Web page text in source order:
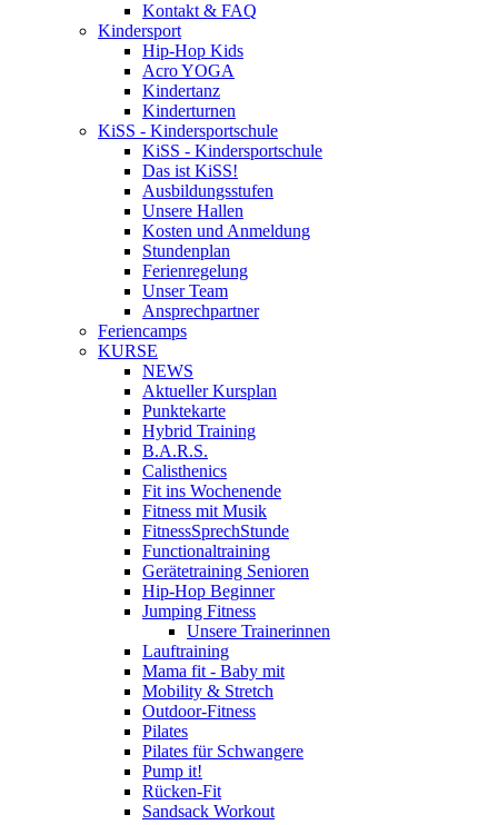
Kontakt & FAQ
Kindersport
Hip-Hop Kids
Acro YOGA
Kindertanz
Kinderturnen
KiSS - Kindersportschule
KiSS - Kindersportschule
Das ist KiSS!
Ausbildungsstufen
Unsere Hallen
Kosten und Anmeldung
Stundenplan
Ferienregelung
Unser Team
Ansprechpartner
Feriencamps
KURSE
NEWS
Aktueller Kursplan
Punktekarte
Hybrid Training
B.A.R.S.
Calisthenics
Fit ins Wochenende
Fitness mit Musik
FitnessSprechStunde
Functionaltraining
Gerätetraining Senioren
Hip-Hop Beginner
Jumping Fitness
Unsere Trainerinnen
Lauftraining
Mama fit - Baby mit
Mobility & Stretch
Outdoor-Fitness
Pilates
Pilates für Schwangere
Pump it!
Rücken-Fit
Sandsack Workout